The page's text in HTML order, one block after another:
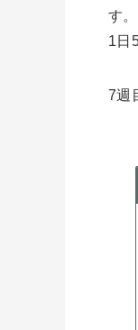
す。
1日
7週